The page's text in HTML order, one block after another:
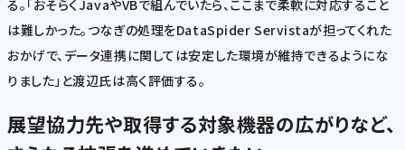
る。「おそらくJavaやVBで組んでいたら、ここまで柔軟に対応すること
は難しかった。つなぎの処理をDataSpider Servistaが担ってくれた
おかげで、データ連携に関しては安定した環境が維持できるようにな
りました」と渡辺氏は高く評価する。
展望協力先や取得する対象機器の広がりなど、